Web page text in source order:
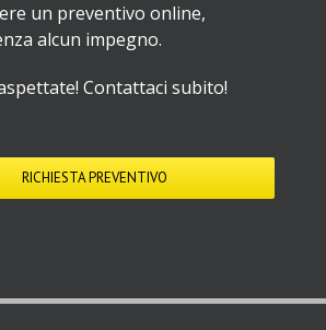
un preventivo online,
alcun impegno.
Contattaci subito!
RICHIESTA PREVENTIVO